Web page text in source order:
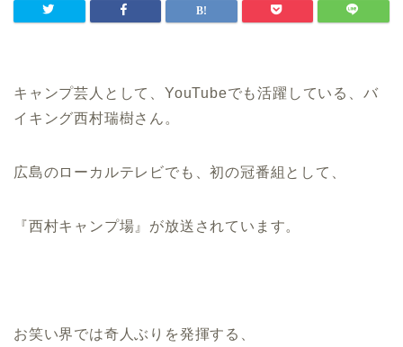
キャンプ芸人として、YouTubeでも活躍している、バ
イキング西村瑞樹さん。
広島のローカルテレビでも、初の冠番組として、
『西村キャンプ場』が放送されています。
お笑い界では奇人ぶりを発揮する、